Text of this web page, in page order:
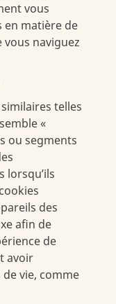
vous
en matière de
naviguez
telles
«
ou segments
lorsqu’ils
des
afin de
de
avoir
vie, comme